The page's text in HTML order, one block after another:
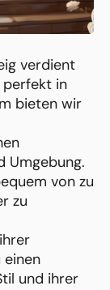
verdient
perfekt in
bieten wir
Umgebung.
von zu
zu
einen
und ihrer